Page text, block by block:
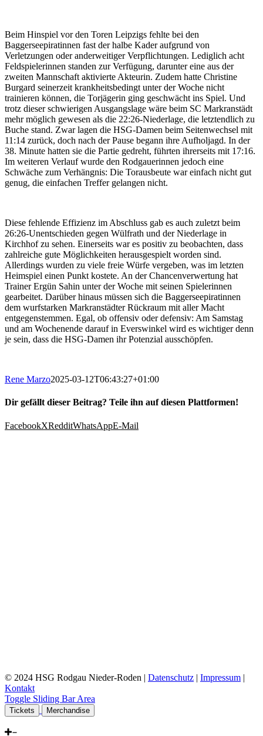
Beim Hinspiel vor den Toren Leipzigs fehlte bei den
Baggerseepiratinnen fast der halbe Kader aufgrund von
Verletzungen oder anderweitiger Verpflichtungen. Lediglich acht
Feldspielerinnen standen zur Verfügung, darunter eine aus der
zweiten Mannschaft aktivierte Akteurin. Zudem hatte Christine
Burgard seinerzeit krankheitsbedingt unter der Woche nicht
trainieren können, die Torjägerin ging geschwächt ins Spiel. Und
trotz dieser schwierigen Ausgangslage wäre beim SC Markranstädt
mehr möglich gewesen als die 22:26-Niederlage, die letztendlich zu
Buche stand. Zwar lagen die HSG-Damen beim Seitenwechsel mit
11:14 zurück, doch nach der Pause begann ihre Aufholjagd. In der
38. Minute hatten sie die Partie gedreht, führten ihrerseits mit 17:16.
Im weiteren Verlauf wurde den Rodgauerinnen jedoch eine
Schwäche zum Verhängnis: Die Torausbeute war einfach nicht gut
genug, die einfachen Treffer gelangen nicht.
Diese fehlende Effizienz im Abschluss gab es auch zuletzt beim
26:26-Unentschieden gegen Wülfrath und der Niederlage in
Kirchhof zu sehen. Einerseits war es positiv zu beobachten, dass
zahlreiche gute Möglichkeiten herausgespielt worden sind.
Allerdings wurden zu viele freie Würfe vergeben, was im letzten
Heimspiel einen Punkt kostete. An der Chancenverwertung hat
Trainer Ergün Sahin unter der Woche mit seinen Spielerinnen
gearbeitet. Darüber hinaus müssen sich die Baggerseepiratinnen
dem wurfstarken Markranstädter Rückraum mit aller Macht
entgegenstemmen. Egal, ob offensiv oder defensiv: Am Samstag
und am Wochenende darauf in Everswinkel wird es wichtiger denn
je sein, dass die HSG-Damen ihr Potenzial ausschöpfen.
Rene Marzo2025-03-12T06:43:27+01:00
Dir gefällt dieser Beitrag? Teile ihn auf diesen Plattformen!
FacebookXRedditWhatsAppE-Mail
© 2024 HSG Rodgau Nieder-Roden | Datenschutz | Impressum |
Kontakt
Toggle Sliding Bar Area
Tickets Merchandise